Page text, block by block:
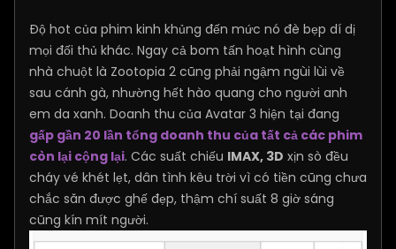
Độ hot của phim kinh khủng đến mức nó đè bẹp dí dị
mọi đối thủ khác. Ngay cả bom tấn hoạt hình cùng
nhà chuột là Zootopia 2 cũng phải ngậm ngùi lùi về
sau cánh gà, nhường hết hào quang cho người anh
em da xanh. Doanh thu của Avatar 3 hiện tại đang
gấp gần 20 lần tổng doanh thu của tất cả các phim
còn lại cộng lại. Các suất chiếu IMAX, 3D xịn sò đều
cháy vé khét lẹt, dân tình kêu trời vì có tiền cũng chưa
chắc săn được ghế đẹp, thậm chí suất 8 giờ sáng
cũng kín mít người.